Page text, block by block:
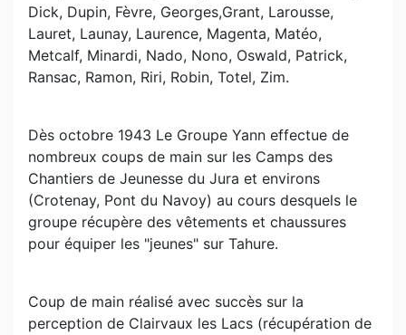
Dick, Dupin, Fèvre, Georges,Grant, Larousse,
Lauret, Launay, Laurence, Magenta, Matéo,
Metcalf, Minardi, Nado, Nono, Oswald, Patrick,
Ransac, Ramon, Riri, Robin, Totel, Zim.
Dès octobre 1943 Le Groupe Yann effectue de
nombreux coups de main sur les Camps des
Chantiers de Jeunesse du Jura et environs
(Crotenay, Pont du Navoy) au cours desquels le
groupe récupère des vêtements et chaussures
pour équiper les "jeunes" sur Tahure.
Coup de main réalisé avec succès sur la
perception de Clairvaux les Lacs (récupération de